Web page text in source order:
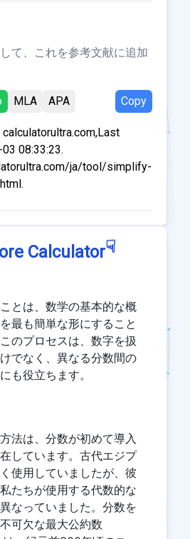
て、これを参考文献に追加
MLA APA Copy
08:33:23.
ja/tool/simplify-
Calculator☟
とは、数学の基本的な概
最も簡単な形にすること
のプロセスは、数字を扱
でなく、異なる分数間の
も役立ちます。
法は、分数が初めて導入
しています。古代エジプ
使用していましたが、彼
たちが使用する代数的な
なっていました。分数を
可欠な最大公約数